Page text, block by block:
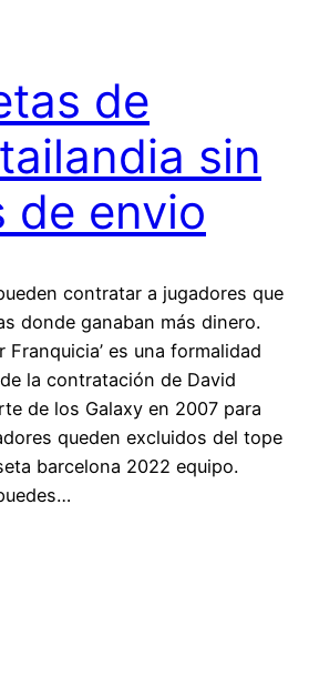
de
sin
de envio
contratar a jugadores que
donde ganaban más dinero.
Franquicia’ es una formalidad
la contratación de David
de los Galaxy en 2007 para
queden excluidos del tope
barcelona 2022 equipo.